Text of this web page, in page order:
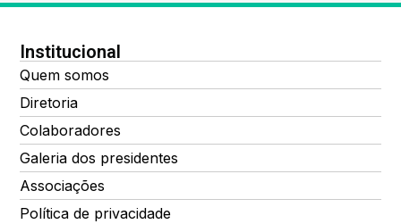
Institucional
Quem somos
Diretoria
Colaboradores
Galeria dos presidentes
Associações
Política de privacidade